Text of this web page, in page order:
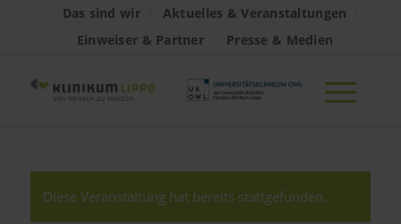
Das sind wir
Aktuelles & Veranstaltungen
Einweiser & Partner
Presse & Medien
Diese Veranstaltung hat bereits stattgefunden.